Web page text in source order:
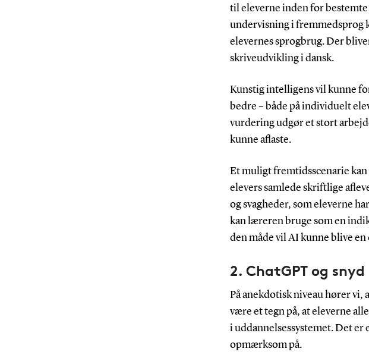
til eleverne inden for
undervisning i fremmedsprog
elevernes sprogbrug. Der
skriveudvikling i dansk.
Kunstig intelligens vil kunne
bedre – både på individuelt
vurdering udgør et stort
kunne aflaste.
Et muligt fremtidsscenarie
elevers samlede skriftlige
og svagheder, som eleverne
kan læreren bruge som en
den måde vil AI kunne blive
2. ChatGPT og snyd
På anekdotisk niveau hører vi,
være et tegn på, at eleverne
i uddannelsessystemet. Det
opmærksom på.